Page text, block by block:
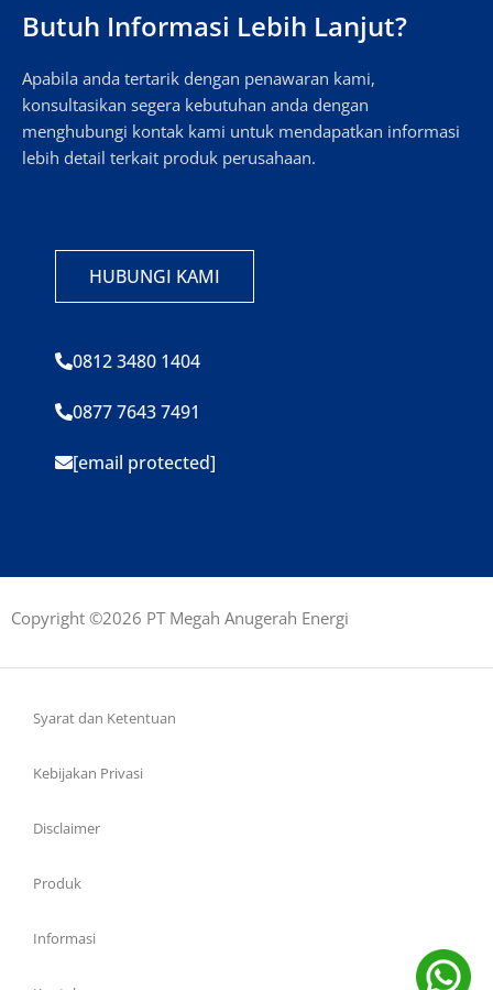
Butuh Informasi Lebih Lanjut?
Apabila anda tertarik dengan penawaran kami,
konsultasikan segera kebutuhan anda dengan
menghubungi kontak kami untuk mendapatkan informasi
lebih detail terkait produk perusahaan.
HUBUNGI KAMI
0812 3480 1404
0877 7643 7491
[email protected]
Copyright ©2026 PT Megah Anugerah Energi
Syarat dan Ketentuan
Kebijakan Privasi
Disclaimer
Produk
Informasi